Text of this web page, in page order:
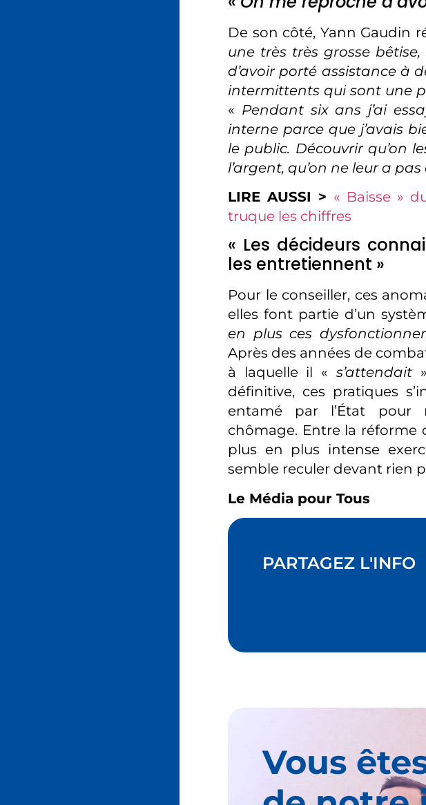
De son côté, Yann Gaudin
une très très grosse
d’avoir porté assistance à
intermittents qui sont une
« Pendant six ans j’ai
interne parce que j’avais
le public. Découvrir qu’on
l’argent, qu’on ne leur a
LIRE AUSSI > « Baisse »
truque les chiffres
« Les décideurs
les entretiennent »
Pour le conseiller, ces
elles font partie d’un
en plus ces
Après des années de
à laquelle il « s’attendait»
définitive, ces pratiques
entamé par l’État pour
chômage. Entre la réforme
plus en plus intense
semble reculer devant rien
Le Média pour Tous
PARTAGEZ L'INFO
Vous